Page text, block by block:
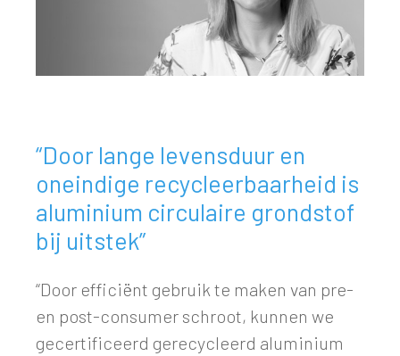
“Door lange levensduur en
oneindige recycleerbaarheid is
aluminium circulaire grondstof
bij uitstek”
“Door efficiënt gebruik te maken van pre-
en post-consumer schroot, kunnen we
gecertificeerd gerecycleerd aluminium